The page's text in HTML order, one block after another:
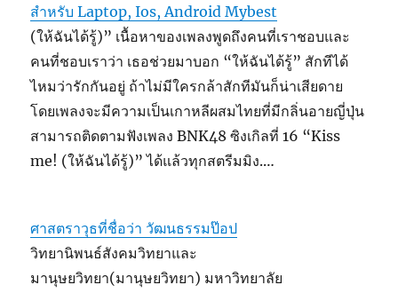
สำหรับ Laptop, Ios, Android Mybest
(ให้ฉันได้รู้)” เนื้อหาของเพลงพูดถึงคนที่เราชอบและ
คนที่ชอบเราว่า เธอช่วยมาบอก “ให้ฉันได้รู้” สักทีได้
ไหมว่ารักกันอยู่ ถ้าไม่มีใครกล้าสักทีมันก็น่าเสียดาย
โดยเพลงจะมีความเป็นเกาหลีผสมไทยที่มีกลิ่นอายญี่ปุ่น
สามารถติดตามฟังเพลง BNK48 ซิงเกิลที่ 16 “Kiss
me! (ให้ฉันได้รู้)” ได้แล้วทุกสตรีมมิง.…
ศาสตราวุธที่ชื่อว่า วัฒนธรรมป๊อป
วิทยานิพนธ์สังคมวิทยาและ
มานุษยวิทยา(มานุษยวิทยา) มหาวิทยาลัย